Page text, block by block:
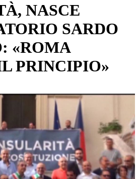
NASCE
SARDO
«ROMA
PRINCIPIO»